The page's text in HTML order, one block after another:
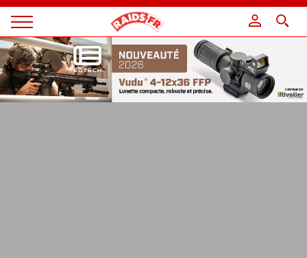
Magazine
Raids
Panneau de gestion des cookies